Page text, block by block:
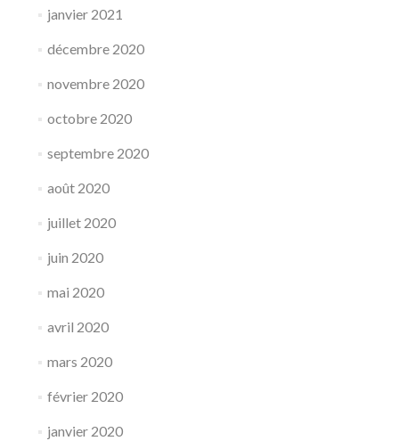
janvier 2021
décembre 2020
novembre 2020
octobre 2020
septembre 2020
août 2020
juillet 2020
juin 2020
mai 2020
avril 2020
mars 2020
février 2020
janvier 2020